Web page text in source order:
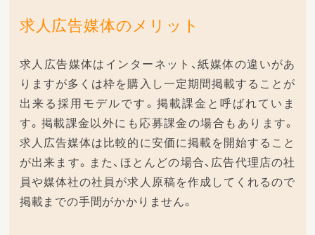
求人広告媒体のメリット
求人広告媒体はインターネット、紙媒体の違いがあ
りますが多くは枠を購入し一定期間掲載することが
出来る採用モデルです。掲載課金と呼ばれていま
す。掲載課金以外にも応募課金の場合もあります。
求人広告媒体は比較的に安価に掲載を開始すること
が出来ます。また、ほとんどの場合、広告代理店の社
員や媒体社の社員が求人原稿を作成してくれるので
掲載までの手間がかかりません。